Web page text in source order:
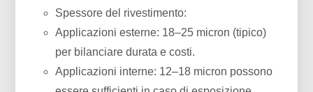
Spessore del rivestimento:
Applicazioni esterne: 18–25 micron (tipico)
per bilanciare durata e costi.
Applicazioni interne: 12–18 micron possono